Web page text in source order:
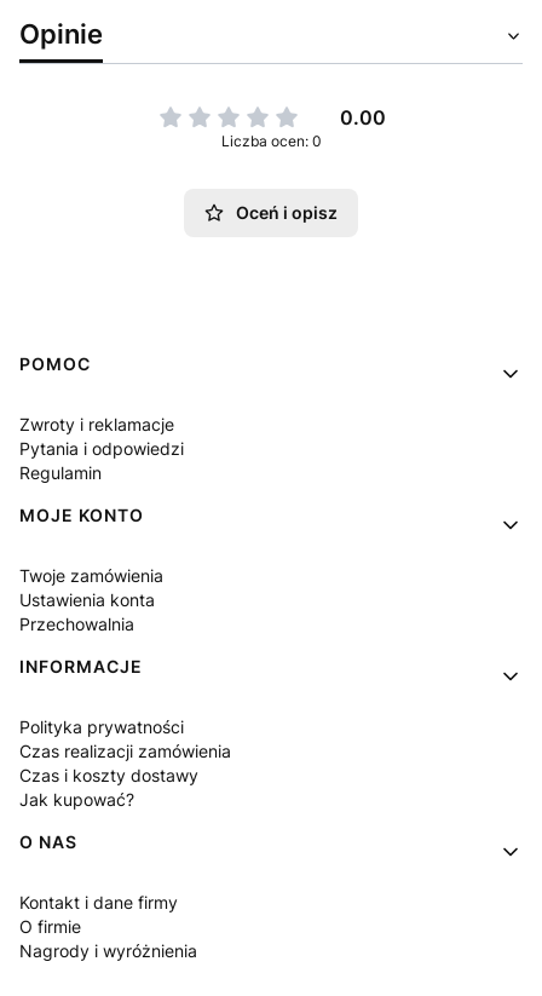
Opinie
0.00
Liczba ocen: 0
Oceń i opisz
Linki w stopce
POMOC
Zwroty i reklamacje
Pytania i odpowiedzi
Regulamin
MOJE KONTO
Twoje zamówienia
Ustawienia konta
Przechowalnia
INFORMACJE
Polityka prywatności
Czas realizacji zamówienia
Czas i koszty dostawy
Jak kupować?
O NAS
Kontakt i dane firmy
O firmie
Nagrody i wyróżnienia